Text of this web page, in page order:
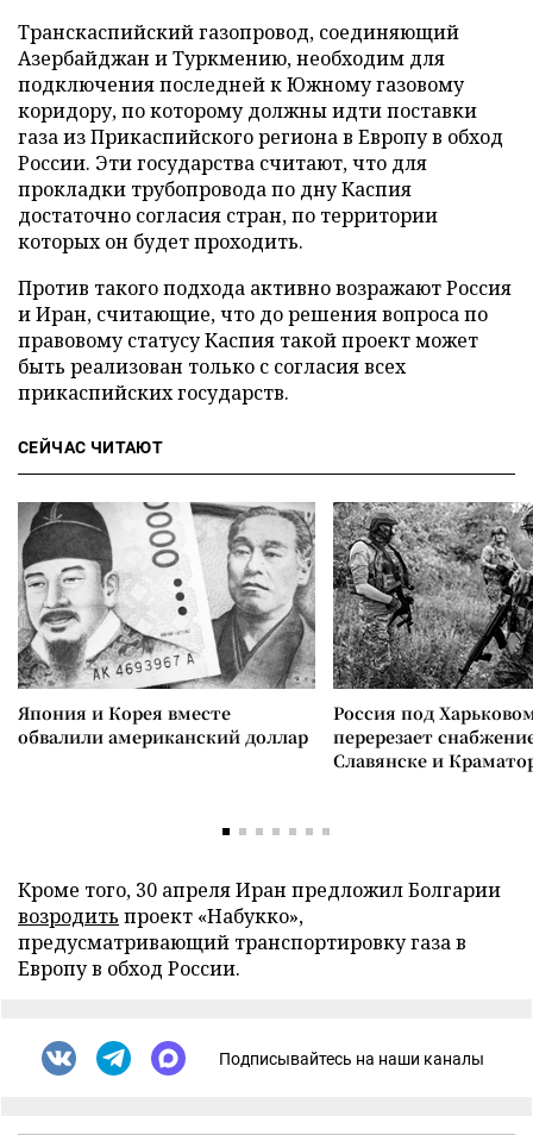
Транскаспийский газопровод, соединяющий
Азербайджан и Туркмению, необходим для
подключения последней к Южному газовому
коридору, по которому должны идти поставки
газа из Прикаспийского региона в Европу в обход
России. Эти государства считают, что для
прокладки трубопровода по дну Каспия
достаточно согласия стран, по территории
которых он будет проходить.
Против такого подхода активно возражают Россия
и Иран, считающие, что до решения вопроса по
правовому статусу Каспия такой проект может
быть реализован только с согласия всех
прикаспийских государств.
СЕЙЧАС ЧИТАЮТ
Япония и Корея вместе
обвалили американский доллар
Россия под
перерезает
Славянске и
Кроме того, 30 апреля Иран предложил Болгарии
возродить проект «Набукко»,
предусматривающий транспортировку газа в
Европу в обход России.
Подписывайтесь на наши каналы